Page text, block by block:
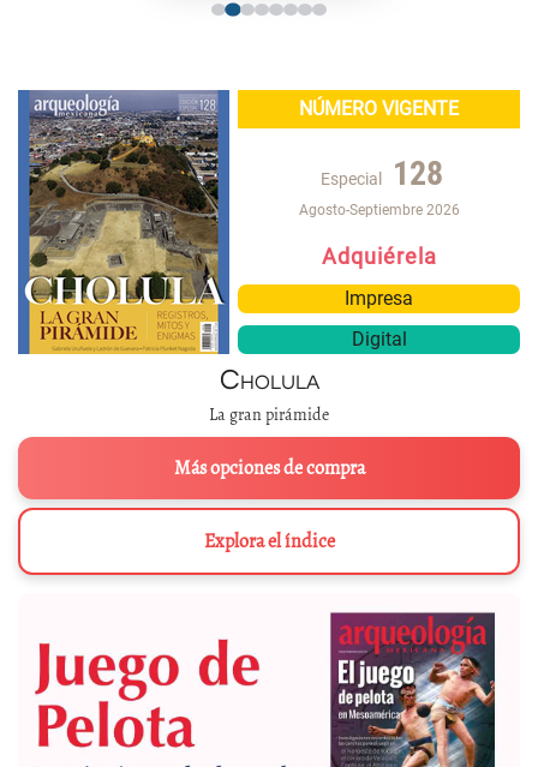
NÚMERO VIGENTE
Especial 128
Agosto-Septiembre 2026
Adquiérela
Impresa
Digital
Cholula
La gran pirámide
Más opciones de compra
Explora el índice